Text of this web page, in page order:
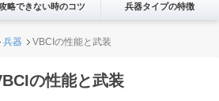
略できない時のコツ 兵器タイプの特徴
兵器 VBCIの性能と武装
の性能と武装